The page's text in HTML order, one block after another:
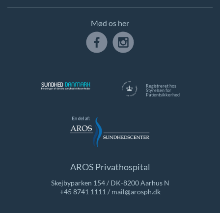
Registreret hos
Styrelsen for
Patientsikkerhed
Mød os her
AROS Privathospital
Skejbyparken 154 / DK-8200 Aarhus N
+45 8741 1111 / mail@arosph.dk